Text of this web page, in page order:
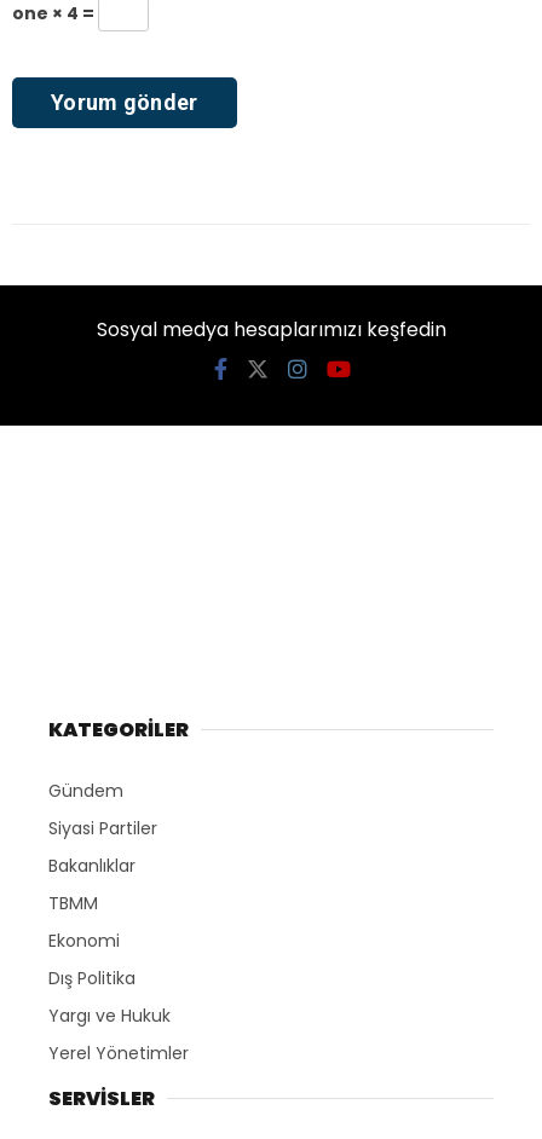
one × 4 =
Sosyal medya hesaplarımızı keşfedin
KATEGORİLER
Gündem
Siyasi Partiler
Bakanlıklar
TBMM
Ekonomi
Dış Politika
Yargı ve Hukuk
Yerel Yönetimler
SERVİSLER